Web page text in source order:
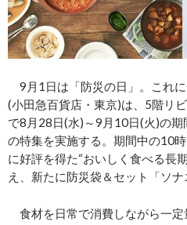
9月1日は「防災の日」。これ
(小田急百貨店・東京)は、5階リ
で8月28日(水)～9月10日(火)の
の特集を実施する。期間中の10
に好評を得た“おいしく食べる長
え、新たに防災袋＆セット「ソナ
食材を日常で消費しながら一定